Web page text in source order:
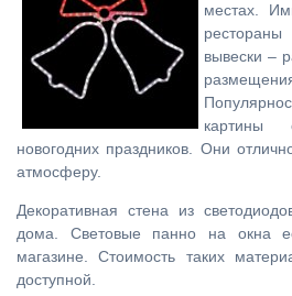
местах.
вывески –
картины
новогодних праздников. Они
атмосферу.
Декоративная стена из
дома. Световые панно на окна
магазине. Стоимость таких
доступной.